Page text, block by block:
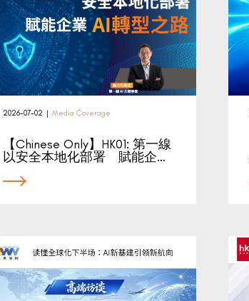
2026-07-02 | Media Coverage
【Chinese Only】HK01: 第一線
以安全本地化部署 賦能企…